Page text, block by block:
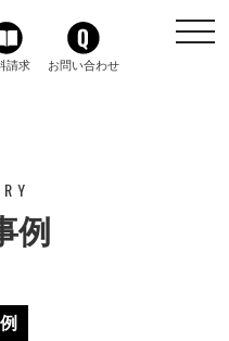
請求 お問い合わせ
例